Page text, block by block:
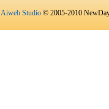
Aiweb Studio © 2005-2010